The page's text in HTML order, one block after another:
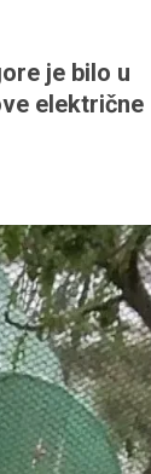
je bilo u
električne